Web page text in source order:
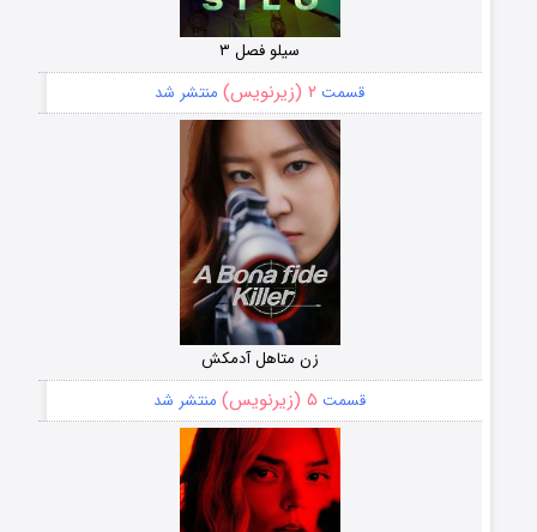
سیلو فصل ۳
قسمت ۲ (زیرنویس) منتشر شد
زن متاهل آدمکش
قسمت ۵ (زیرنویس) منتشر شد